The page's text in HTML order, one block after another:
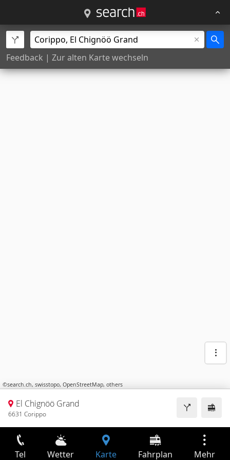
Feedback | Zur alten Karte wechseln
©search.ch, swisstopo, OpenStreetMap, others
El Chignöö Grand
6631 Corippo
Tel Wetter Karte Fahrplan Mehr